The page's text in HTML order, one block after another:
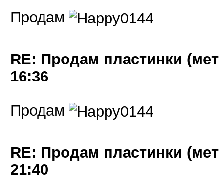
Продам
RE: Продам пластинки
16:36
Продам
RE: Продам пластинки
21:40